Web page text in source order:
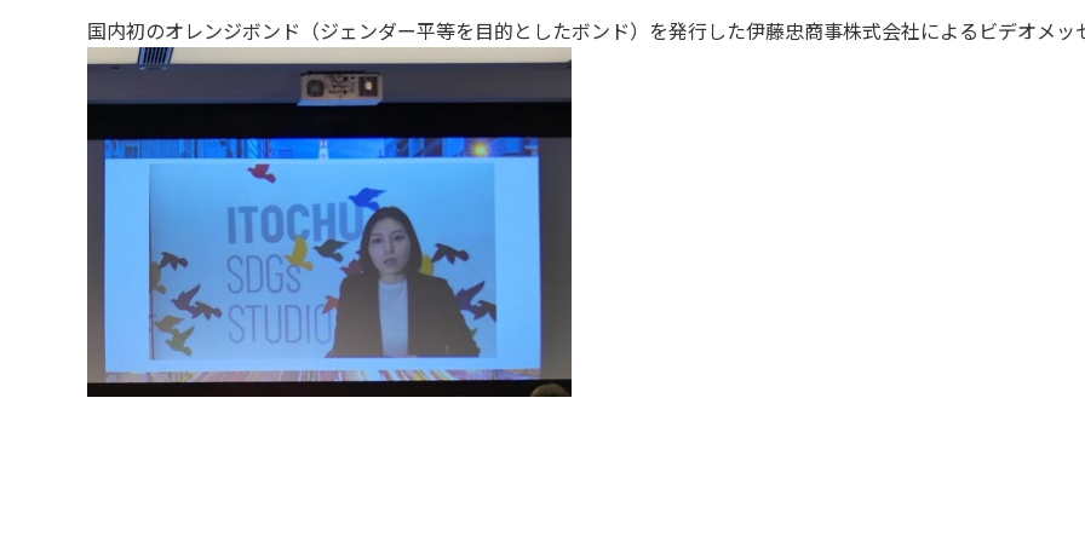
国内初のオレンジボンド（ジェンダー平等を目的としたボンド）を発行した伊藤忠商事株式会社によるビデオメッ